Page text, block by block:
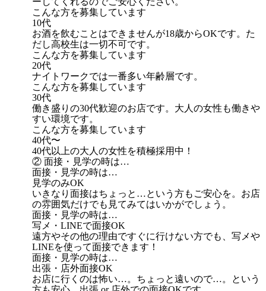
こんな方を募集しています
10代
お酒を飲むことはできませんが18歳からOKです。た
だし高校生は一切不可です。
こんな方を募集しています
20代
ナイトワークでは一番多い年齢層です。
こんな方を募集しています
30代
働き盛りの30代歓迎のお店です。大人の女性も働きや
すい環境です。
こんな方を募集しています
40代〜
40代以上の大人の女性を積極採用中！
② 面接・見学の時は…
面接・見学の時は…
見学のみOK
いきなり面接はちょっと…という方もご安心を。お店
の雰囲気だけでも見てみてはいかがでしょう。
面接・見学の時は…
写メ・LINEで面接OK
遠方やその他の理由ですぐに行けない方でも、写メや
LINEを使って面接できます！
面接・見学の時は…
出張・店外面接OK
お店に行くのは怖い…。ちょっと遠いので…。という